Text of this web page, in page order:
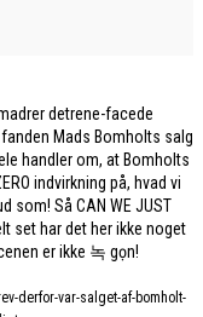
detrene-facede
Mads Bomholts salg
handler om, at Bomholts
indvirkning på, hvad vi
som! Så CAN WE JUST
set har det her ikke noget
er ikke 녹 gọn!
derfor-var-salget-af-bomholt-